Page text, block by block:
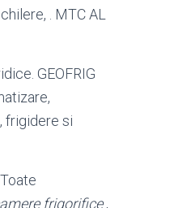
. MTC AL
GEOFRIG
frigidere si
frigorifice,